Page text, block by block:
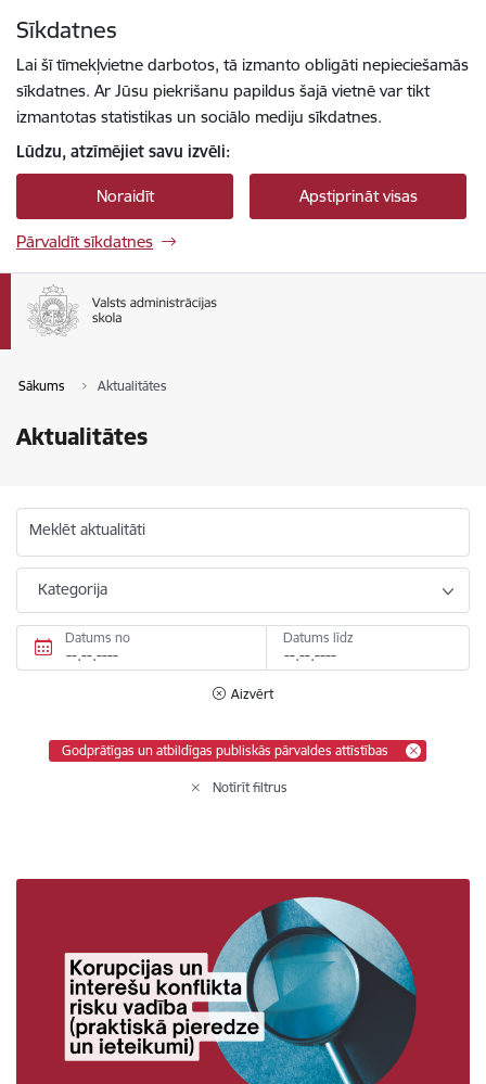
Sīkdatnes
Lai šī tīmekļvietne darbotos, tā izmanto obligāti nepieciešamās
sīkdatnes. Ar Jūsu piekrišanu papildus šajā vietnē var tikt
izmantotas statistikas un sociālo mediju sīkdatnes.
Lūdzu, atzīmējiet savu izvēli:
Noraidīt Apstiprināt visas
Pārvaldīt sīkdatnes
Sākums Aktualitātes
Aktualitātes
Meklēt aktualitāti
Kategorija
Datums no Datums līdz
Aizvērt
Godprātīgas un atbildīgas publiskās pārvaldes attīstības
Notīrīt filtrus